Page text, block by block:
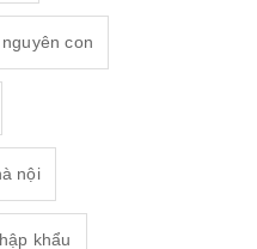
con
nội
khẩu